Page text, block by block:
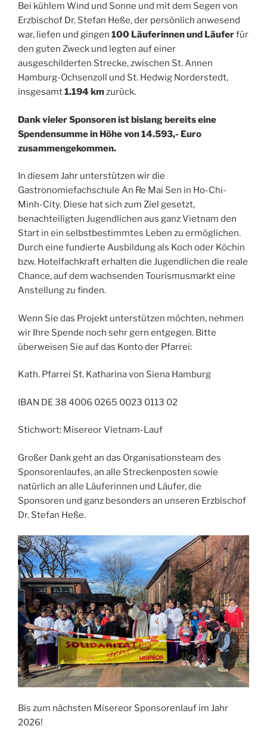
Bei kühlem Wind und Sonne und mit dem Segen von
Erzbischof Dr. Stefan Heße, der persönlich anwesend
war, liefen und gingen 100 Läuferinnen und Läuferfür
den guten Zweck und legten auf einer
ausgeschilderten Strecke, zwischen St. Annen
Hamburg-Ochsenzoll und St. Hedwig Norderstedt,
insgesamt1.194 kmzurück.
Dank vieler Sponsoren ist bislang bereits eine
Spendensumme in Höhe von 14.593,- Euro
zusammengekommen.
In diesem Jahr unterstützen wir die
Gastronomiefachschule An Re Mai Sen in Ho-Chi-
Minh-City. Diese hat sich zum Ziel gesetzt,
benachteiligten Jugendlichen aus ganz Vietnam den
Start in ein selbstbestimmtes Leben zu ermöglichen.
Durch eine fundierte Ausbildung als Koch oder Köchin
bzw. Hotelfachkraft erhalten die Jugendlichen die reale
Chance, auf dem wachsenden Tourismusmarkt eine
Anstellung zu finden.
Wenn Sie das Projekt unterstützen möchten, nehmen
wir Ihre Spende noch sehr gern entgegen. Bitte
überweisen Sie auf das Konto der Pfarrei:
Kath. Pfarrei St. Katharina von Siena Hamburg
IBAN DE 38 4006 0265 0023 0113 02
Stichwort: Misereor Vietnam-Lauf
Großer Dank geht an das Organisationsteam des
Sponsorenlaufes, an alle Streckenposten sowie
natürlich an alle Läuferinnen und Läufer, die
Sponsoren und ganz besonders an unseren Erzbischof
Dr. Stefan Heße.
Bis zum nächsten Misereor Sponsorenlauf im Jahr
2026!